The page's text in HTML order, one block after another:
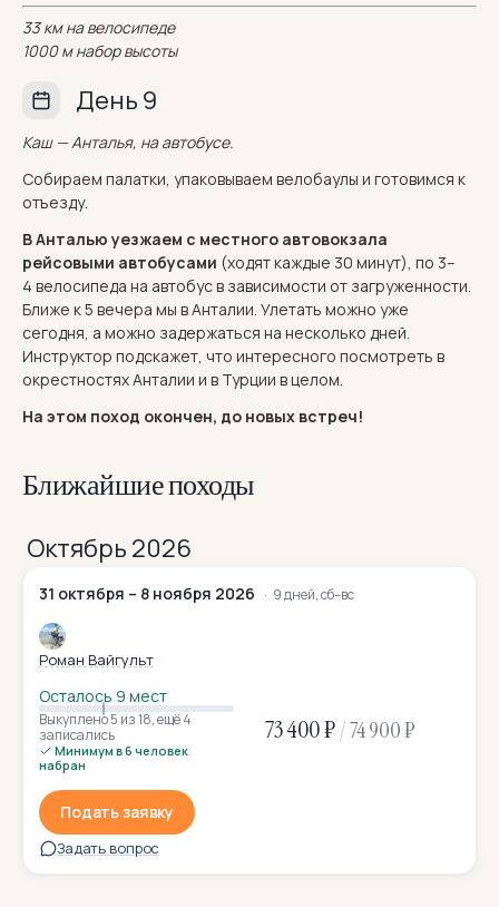
33 км на велосипеде
1000 м набор высоты
День 9
Каш — Анталья, на автобусе.
Собираем палатки, упаковываем велобаулы и готовимся к
отъезду.
В Анталью уезжаем с местного автовокзала
рейсовыми автобусами (ходят каждые 30 минут), по 3–
4 велосипеда на автобус в зависимости от загруженности.
Ближе к 5 вечера мы в Анталии. Улетать можно уже
сегодня, а можно задержаться на несколько дней.
Инструктор подскажет, что интересного посмотреть в
окрестностях Анталии и в Турции в целом.
На этом поход окончен, до новых встреч!
Ближайшие походы
Октябрь 2026
31 октября – 8 ноября 2026 9 дней, сб–вс
Роман Вайгульт
Осталось 9 мест
Выкуплено 5 из 18,ещё 4
записались
Минимум в 6 человек
набран
73 400 ₽/74 900 ₽
Подать заявку
Задать вопрос